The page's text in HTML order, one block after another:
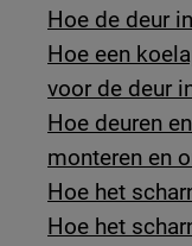
Hoe de deur
Hoe een
voor de deur
Hoe deuren
monteren en
Hoe het
Hoe het